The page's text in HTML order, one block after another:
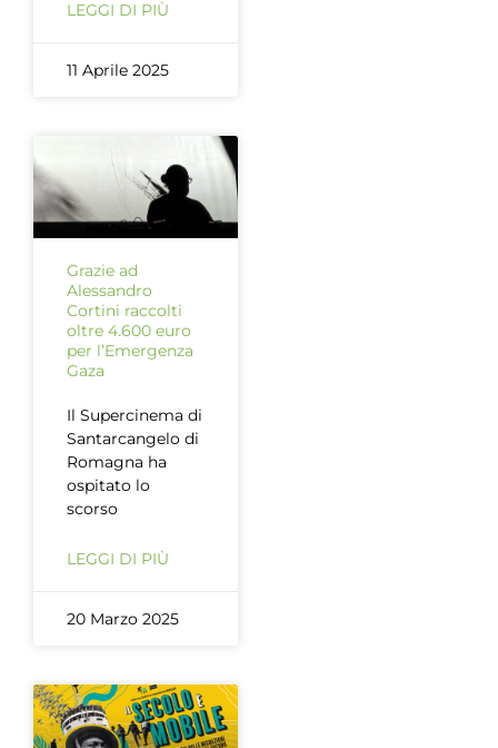
LEGGI DI PIÙ
11 Aprile 2025
Grazie ad
Alessandro
Cortini raccolti
oltre 4.600 euro
per l’Emergenza
Gaza
Il Supercinema di
Santarcangelo di
Romagna ha
ospitato lo
scorso
LEGGI DI PIÙ
20 Marzo 2025